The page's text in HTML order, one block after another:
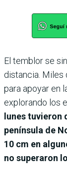
El temblor se
distancia. Miles
para apoyar en
explorando los
lunes tuvieron
península de
10 cm en
no superaron